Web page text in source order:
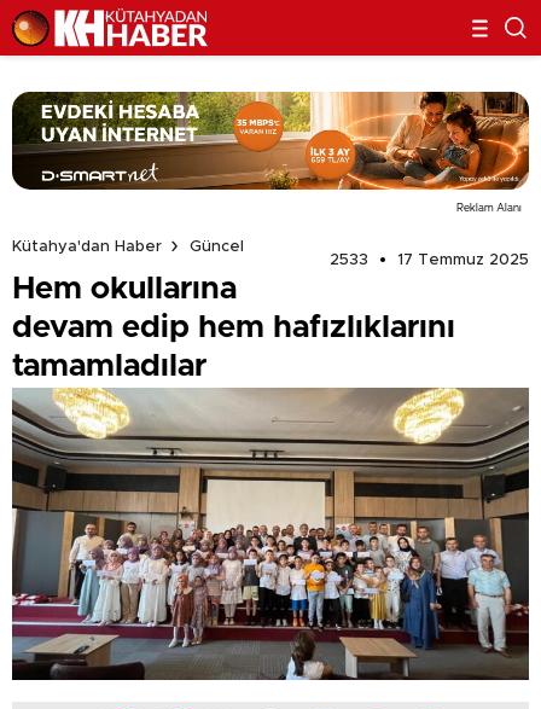
Reklam Alanı
Kütahya'dan Haber
Güncel
2533
17 Temmuz 2025
Hem okullarına
devam edip hem hafızlıklarını
tamamladılar